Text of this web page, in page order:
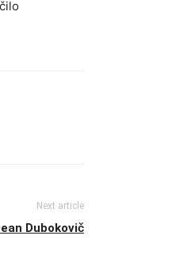
Next article
Dubokovič